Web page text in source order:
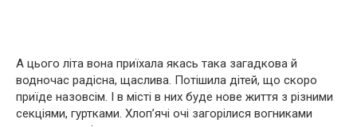
А цього літа вона приїхала якась така загадкова й
водночас радісна, щаслива. Потішила дітей, що скоро
приїде назовсім. І в місті в них буде нове життя з різними
секціями, гуртками. Хлоп’ячі очі загорілися вогниками